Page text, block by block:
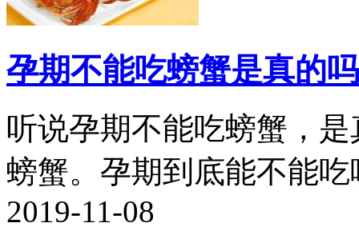
孕期不能吃螃蟹是真的
听说孕期不能吃螃蟹，
螃蟹。孕期到底能不能
2019-11-08